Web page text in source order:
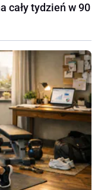
cały tydzień w 90